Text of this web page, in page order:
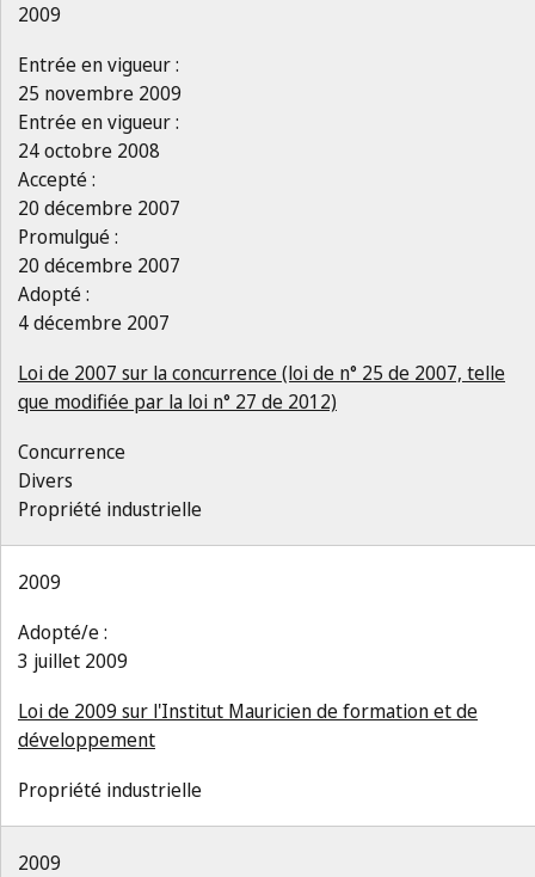
2009
Entrée en vigueur :
25 novembre 2009
Entrée en vigueur :
24 octobre 2008
Accepté :
20 décembre 2007
Promulgué :
20 décembre 2007
Adopté :
4 décembre 2007
Loi de 2007 sur la concurrence (loi de n° 25 de 2007, telle
que modifiée par la loi n° 27 de 2012)
Concurrence
Divers
Propriété industrielle
2009
Adopté/e :
3 juillet 2009
Loi de 2009 sur l'Institut Mauricien de formation et de
développement
Propriété industrielle
2009